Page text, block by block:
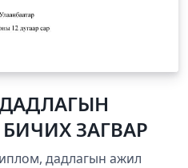
ЗАГВАР
дадлагын ажил